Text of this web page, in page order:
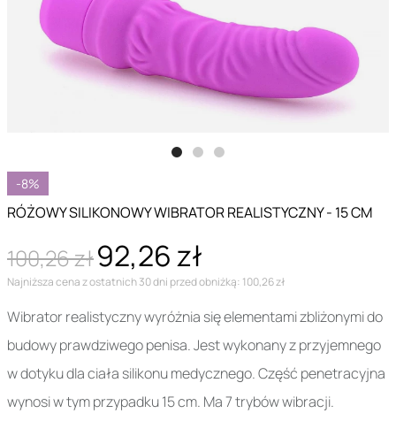
-8%
RÓŻOWY SILIKONOWY WIBRATOR REALISTYCZNY - 15 CM
100,26 zł92,26 zł
Najniższa cena z ostatnich 30 dni przed obniżką: 100,26 zł
Wibrator realistyczny wyróżnia się elementami zbliżonymi do
budowy prawdziwego penisa. Jest wykonany z przyjemnego
w dotyku dla ciała silikonu medycznego. Część penetracyjna
wynosi w tym przypadku 15 cm. Ma 7 trybów wibracji.